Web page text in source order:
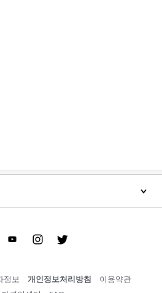
YoutubeInstgram Twitter
정보 개인정보처리방침
이용약관